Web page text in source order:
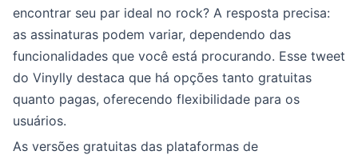
encontrar seu par ideal no rock? A resposta precisa:
as assinaturas podem variar, dependendo das
funcionalidades que você está procurando. Esse tweet
do Vinylly destaca que há opções tanto gratuitas
quanto pagas, oferecendo flexibilidade para os
usuários.
As versões gratuitas das plataformas de